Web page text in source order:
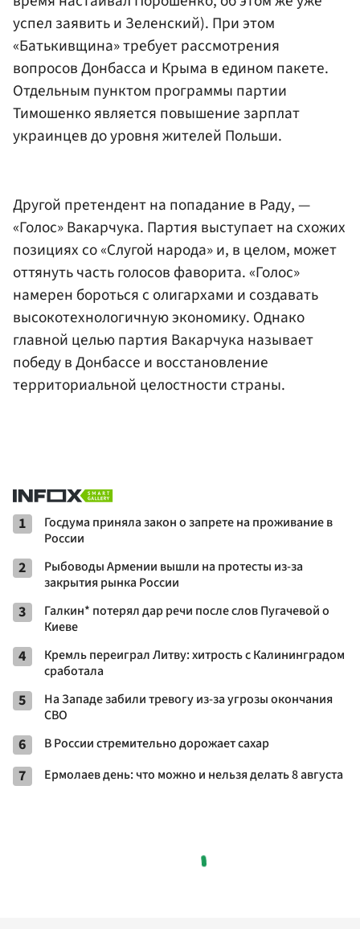
успел заявить и Зеленский). При этом
«Батькивщина» требует рассмотрения
вопросов Донбасса и Крыма в едином пакете.
Отдельным пунктом программы партии
Тимошенко является повышение зарплат
украинцев до уровня жителей Польши.
Другой претендент на попадание в Раду, —
«Голос» Вакарчука. Партия выступает на схожих
позициях со «Слугой народа» и, в целом, может
оттянуть часть голосов фаворита. «Голос»
намерен бороться с олигархами и создавать
высокотехнологичную экономику. Однако
главной целью партия Вакарчука называет
победу в Донбассе и восстановление
территориальной целостности страны.
1
Госдума приняла закон о запрете на проживание в
России
2
Рыбоводы Армении вышли на протесты из-за
закрытия рынка России
3
Галкин* потерял дар речи после слов Пугачевой о
Киеве
4
Кремль переиграл Литву: хитрость с Калининградом
сработала
5
На Западе забили тревогу из-за угрозы окончания
СВО
6 В России стремительно дорожает сахар
7 Ермолаев день: что можно и нельзя делать 8 августа